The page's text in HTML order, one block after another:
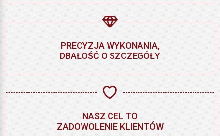
PRECYZJA WYKONANIA,
DBAŁOŚĆ O SZCZEGÓŁY
NASZ CEL TO
ZADOWOLENIE KLIENTÓW